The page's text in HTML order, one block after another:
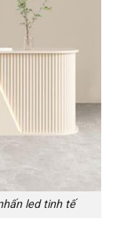
led tinh tế